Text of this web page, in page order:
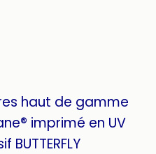
haut de gamme
imprimé en UV